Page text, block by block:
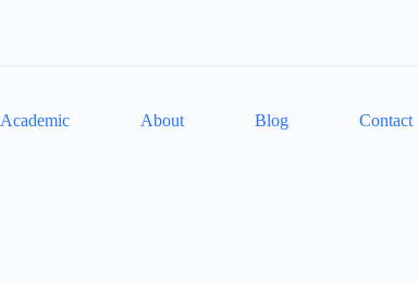
Academic About Blog Contact